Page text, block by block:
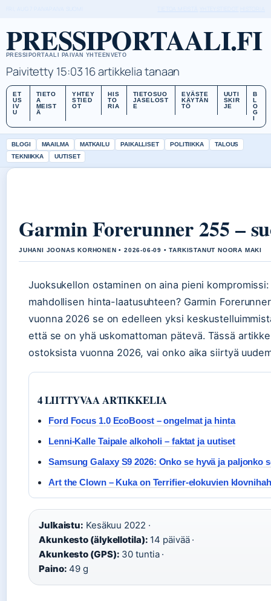
PRESSIPORTAALI.FI
PRESSIPORTAALI PAIVAN YHTEENVETO
Paivitetty 15:0316 artikkelia tanaan
ET
US
IV
U
TIETO
A
MEIST
Ä
YHTEY
STIED
OT
HIS
TO
RIA
TIETOSUO
JASELOST
E
EVÄSTE
KÄYTÄN
TÖ
UUTI
SKIR
JE
B
L
O
G
I
BLOGI MAAILMA MATKAILU PAIKALLISET POLITIIKKA
TALOUS
TEKNIIKKA
UUTISET
Garmin Forerunner 255 –
JUHANI JOONAS KORHONEN • 2026-06-09 • TARKISTANUT NOORA MAKI
Juoksukellon ostaminen on aina pieni
mahdollisen hinta-laatusuhteen? Garmin
vuonna 2026 se on edelleen yksi
että se on yhä uskomattoman pätevä. Tässä
ostoksista vuonna 2026, vai onko aika siirtyä
4 LIITTYVAA ARTIKKELIA
Ford Focus 1.0 EcoBoost – ongelmat ja hinta
Lenni-Kalle Taipale alkoholi – faktat ja uutiset
Samsung Galaxy S9 2026: Onko se hyvä ja paljonko
Art the Clown – Kuka on Terrifier-elokuvien
Julkaistu: Kesäkuu 2022 ·
Akunkesto (älykellotila): 14 päivää ·
Akunkesto (GPS): 30 tuntia ·
Paino: 49 g